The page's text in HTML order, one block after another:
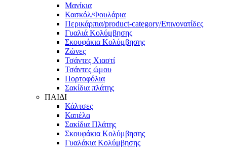
Μανίκια
Κασκόλ/Φουλάρια
Περικάρπια/product-category/Επιγονατίδες
Γυαλιά Κολύμβησης
Σκουφάκια Κολύμβησης
Ζώνες
Τσάντες Χιαστί
Τσάντες ώμου
Πορτοφόλια
Σακίδια πλάτης
ΠΑΙΔΙ
Κάλτσες
Καπέλα
Σακίδια Πλάτης
Σκουφάκια Κολύμβησης
Γυαλάκια Κολύμβησης